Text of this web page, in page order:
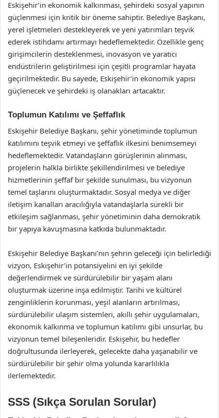
Eskişehir’in ekonomik kalkınması, şehirdeki sosyal yapının
güçlenmesi için kritik bir öneme sahiptir. Belediye Başkanı,
yerel işletmeleri destekleyerek ve yeni yatırımları teşvik
ederek istihdamı artırmayı hedeflemektedir. Özellikle genç
girişimcilerin desteklenmesi, inovasyon ve yaratıcı
endüstrilerin geliştirilmesi için çeşitli programlar hayata
geçirilmektedir. Bu sayede, Eskişehir’in ekonomik yapısı
güçlenecek ve şehirdeki iş olanakları artacaktır.
Toplumun Katılımı ve Şeffaflık
Eskişehir Belediye Başkanı, şehir yönetiminde toplumun
katılımını teşvik etmeyi ve şeffaflık ilkesini benimsemeyi
hedeflemektedir. Vatandaşların görüşlerinin alınması,
projelerin halkla birlikte şekillendirilmesi ve belediye
hizmetlerinin şeffaf bir şekilde sunulması, bu vizyonun
temel taşlarını oluşturmaktadır. Sosyal medya ve diğer
iletişim kanalları aracılığıyla vatandaşlarla sürekli bir
etkileşim sağlanması, şehir yönetiminin daha demokratik
bir yapıya kavuşmasına katkıda bulunmaktadır.
Eskişehir Belediye Başkanı’nın şehrin geleceği için belirlediği
vizyon, Eskişehir’in potansiyelini en iyi şekilde
değerlendirmek ve sürdürülebilir bir yaşam alanı
oluşturmak üzerine inşa edilmiştir. Tarihi ve kültürel
zenginliklerin korunması, yeşil alanların artırılması,
sürdürülebilir ulaşım sistemleri, akıllı şehir uygulamaları,
ekonomik kalkınma ve toplumun katılımı gibi unsurlar, bu
vizyonun temel bileşenleridir. Eskişehir, bu hedefler
doğrultusunda ilerleyerek, gelecekte daha yaşanabilir ve
sürdürülebilir bir şehir olma yolunda kararlılıkla
ilerlemektedir.
SSS (Sıkça Sorulan Sorular)